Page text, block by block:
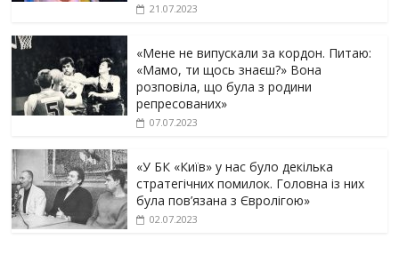
21.07.2023
«Мене не випускали за кордон. Питаю:
«Мамо, ти щось знаєш?» Вона
розповіла, що була з родини
репресованих»
07.07.2023
«У БК «Київ» у нас було декілька
стратегічних помилок. Головна із них
була пов’язана з Євролігою»
02.07.2023